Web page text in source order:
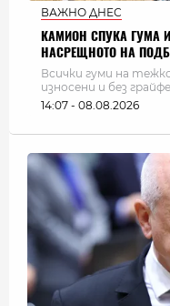
ВАЖНО ДНЕС
КАМИОН СПУКА ГУМА
НАСРЕЩНОТО НА
Всички гуми на
износени и без
14:07 - 08.08.2026